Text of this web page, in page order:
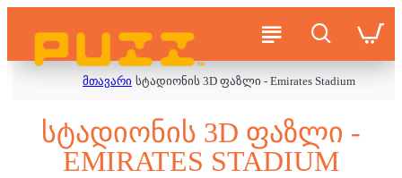
მთავარი სტადიონის 3D ფაზლი - Emirates Stadium
ᲡᲢᲐᲓᲘᲝᲜᲘᲡ 3D ᲤᲐᲖᲚᲘ -
EMIRATES STADIUM